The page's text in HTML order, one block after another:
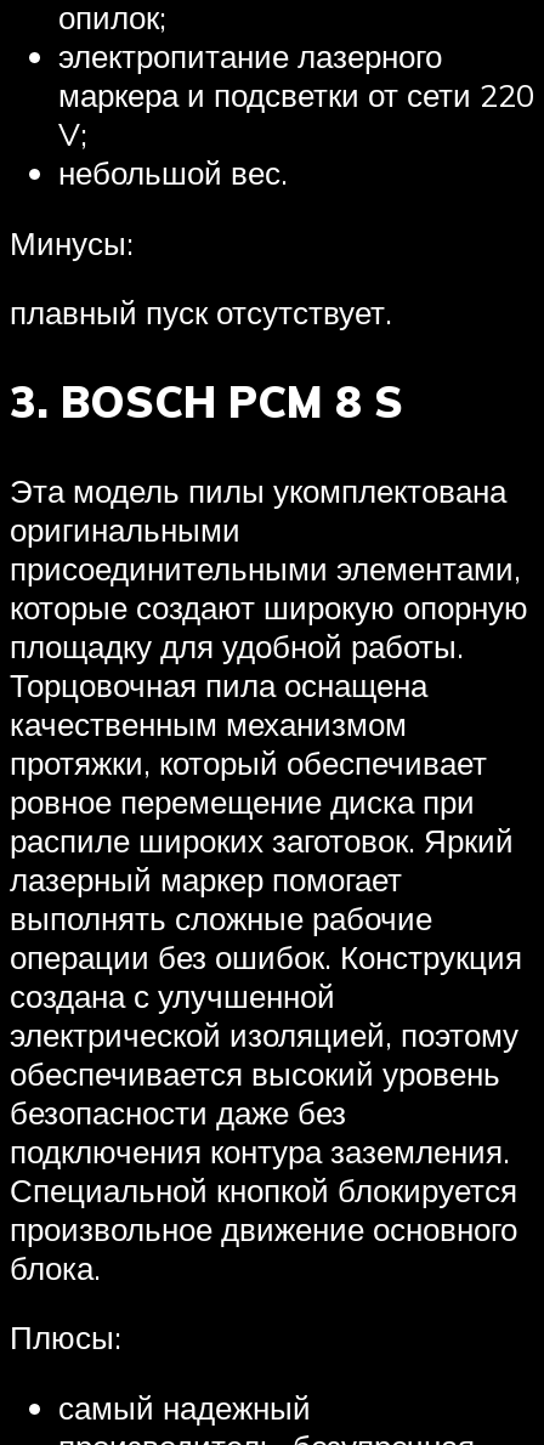
опилок;
электропитание лазерного
маркера и подсветки от сети 220
V;
небольшой вес.
Минусы:
плавный пуск отсутствует.
3. BOSCH PCM 8 S
Эта модель пилы укомплектована
оригинальными
присоединительными элементами,
которые создают широкую опорную
площадку для удобной работы.
Торцовочная пила оснащена
качественным механизмом
протяжки, который обеспечивает
ровное перемещение диска при
распиле широких заготовок. Яркий
лазерный маркер помогает
выполнять сложные рабочие
операции без ошибок. Конструкция
создана с улучшенной
электрической изоляцией, поэтому
обеспечивается высокий уровень
безопасности даже без
подключения контура заземления.
Специальной кнопкой блокируется
произвольное движение основного
блока.
Плюсы:
самый надежный